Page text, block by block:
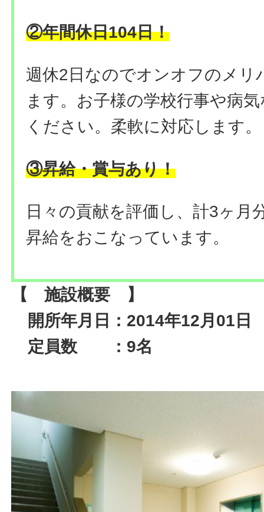
②年間休日104日！
週休2日なのでオンオフのメリ
ます。お子様の学校行事や病
ください。柔軟に対応します。
③昇給・賞与あり！
日々の貢献を評価し、計3ヶ月
昇給をおこなっています。
【 施設概要 】
開所年月日：2014年12月01日
定員数 ：9名